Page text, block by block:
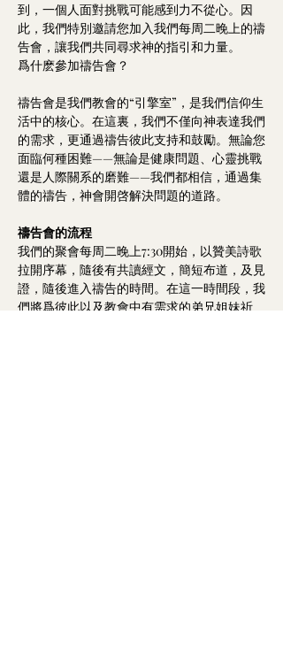
到，一個人面對挑戰可能感到力不從心。因
此，我們特別邀請您加入我們每周二晚上的禱
告會，讓我們共同尋求神的指引和力量。
爲什麽參加禱告會？
禱告會是我們教會的“引擎室”，是我們信仰生
活中的核心。在這裏，我們不僅向神表達我們
的需求，更通過禱告彼此支持和鼓勵。無論您
面臨何種困難——無論是健康問題、心靈挑戰
還是人際關系的磨難——我們都相信，通過集
體的禱告，神會開啓解決問題的道路。
禱告會的流程
我們的聚會每周二晚上7:30開始，以贊美詩歌
拉開序幕，隨後有共讀經文，簡短布道，及見
證，隨後進入禱告的時間。在這一時間段，我
們將爲彼此以及教會中有需求的弟兄姐妹祈